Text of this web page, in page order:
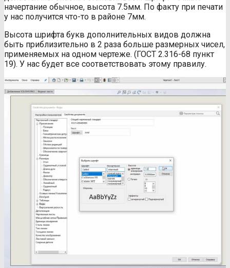
начертание обычное, высота 7.5мм. По факту при печати
у нас получится что-то в районе 7мм.
Высота шрифта букв дополнительных видов должна
быть приблизительно в 2 раза больше размерных чисел,
применяемых на одном чертеже. (ГОСТ 2.316-68 пункт
19). У нас будет все соответствовать этому правилу.